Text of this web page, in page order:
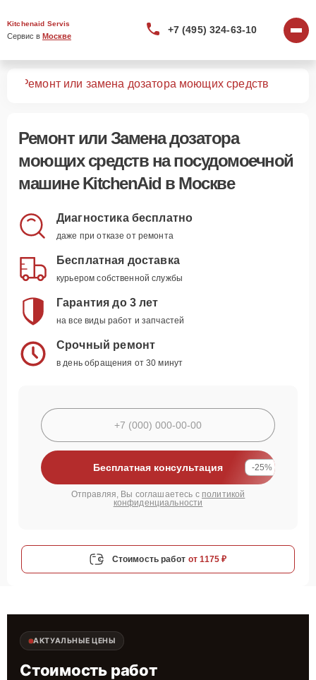
Kitchenaid Servis
Сервис в Москве
+7 (495) 324-63-10
Ремонт или замена дозатора моющих средств
Ремонт или Замена дозатора
моющих средствна посудомоечной
машине KitchenAid в Москве
Диагностика бесплатно
даже при отказе от ремонта
Бесплатная доставка
курьером собственной службы
Гарантия до 3 лет
на все виды работ и запчастей
Срочный ремонт
в день обращения от 30 минут
Бесплатная консультация -25%
Отправляя, Вы соглашаетесь с политикой
конфиденциальности
Стоимость работ от 1175 ₽
АКТУАЛЬНЫЕ ЦЕНЫ
Стоимость работ